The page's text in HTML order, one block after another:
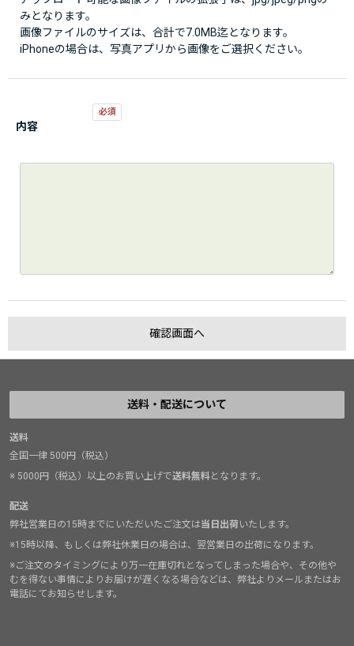
みとなります。
画像ファイルのサイズは、合計で7.0MB迄となります。
iPhoneの場合は、写真アプリから画像をご選択ください。
内容
送料・配送について
送料
全国一律 500円（税込）
※ 5000円（税込）以上のお買い上げで送料無料となります。
配送
弊社営業日の15時までにいただいたご注文は当日出荷いたします。
※15時以降、もしくは弊社休業日の場合は、翌営業日の出荷になります。
※ご注文のタイミングにより万一在庫切れとなってしまった場合や、その他や
むを得ない事情によりお届けが遅くなる場合などは、弊社よりメールまたはお
電話にてお知らせします。